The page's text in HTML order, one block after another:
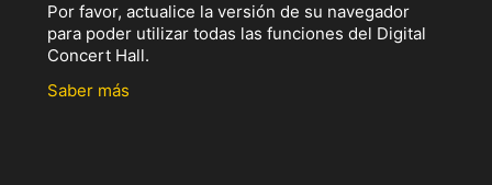
Por favor, actualice la versión de su navegador
para poder utilizar todas las funciones del Digital
Concert Hall.
Saber más